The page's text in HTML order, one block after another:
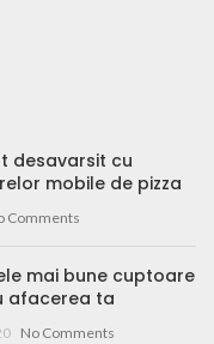
desavarsit cu
mobile de pizza
Comments
mai bune cuptoare
afacerea ta
No Comments